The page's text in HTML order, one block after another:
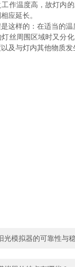
作温度高，故灯内
应延长。
这样的：在适当的
丝周围区域时又分
及与灯内其他物质
光模拟器的可靠性与